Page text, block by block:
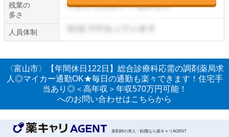
残業の
多さ
人員体制
〈富山市〉【年間休日122日】総合診療科応需の調剤薬局求
人◎マイカー通勤OK★毎日の通勤も楽々できます！住宅手
当あり◎＜高年収＞年収570万円可能！
へのお問い合わせはこちらから
薬剤師の求人・転職なら薬キャリAGENT